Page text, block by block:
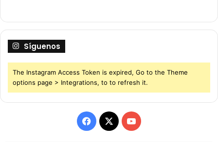
Síguenos
The Instagram Access Token is expired, Go to the Theme
options page > Integrations, to to refresh it.
F
X
Y